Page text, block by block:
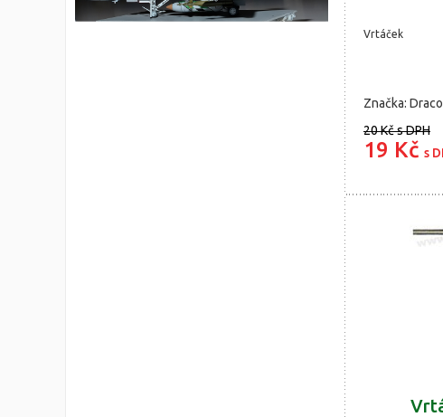
Vrtáček
Značka: Draco
20 Kčs DPH
19 Kč s